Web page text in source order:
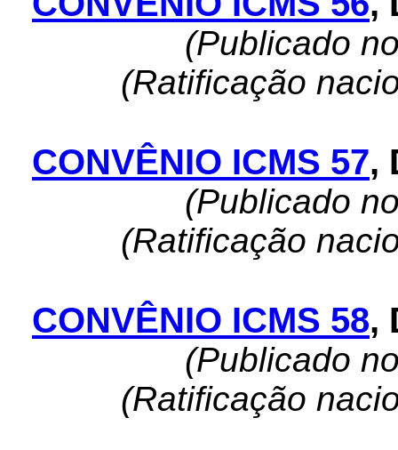
(Publicado
(Ratificação
CONVÊNIO ICMS 57,
(Publicado
(Ratificação
CONVÊNIO ICMS 58,
(Publicado
(Ratificação